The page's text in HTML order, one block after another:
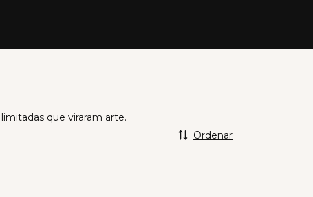
que viraram arte.
Ordenar